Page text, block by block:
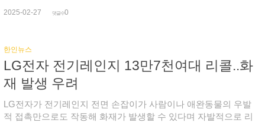
백주 보건부는 이 조치로 매년 30만~50만 건의 진료가 가능할 것
라는 의견도 나오고 있습니다.
어졌습니다. 1만 달러가 넘는 돈을 들인 여행이었지만, 대부분의
아팠습니다. 로빈슨 씨는 리조트 위생 상태가 좋지 않았고, 하수
구 냄새도 계속 났다고 전햇습니다. 리조트에서 감염된 사람들은
리조트 측이 아픈 투숙객들이 도움을 요청해도 적절히 지원해 주
지 않았다고 지적했습니다. 로빈슨씨 가족이 의료 검사를 예약
한 가운데 다른 피해자들 중에는 엔타모에바 히스톨리티카 양성
판정을 받은 사람들이 있는 것으로 알려졌습니다. 일반적으로 대
약이 미국으로 유입되고 있다며 이 마약의 대부분은 중국에서
만 명이 목숨을 잃었다며 피해자와 가족의 삶을 파괴하는 재앙을
내버려 둘 수 없다고 덧붙였습니다.트럼프 대통령은 이 문제가
해결되거나 심각하게 제한될 때까지 3월 4일에 발효될 예정인 관
세는 그대로 시행될 것이라고 강조했습니다. 어제 백악관 관계자
가 협상을 통해 관세 계획이 변경될 가능성을 시사했지만 강행을
분명히 한 겁니다. 이에따라 캐나다산 수입품에 25%, 에너지원
2025-02-27 댓글수0
한인뉴스
LG전자 전기레인지 13만7천여대 리콜..화
재 발생 우려
LG전자가 전기레인지 전면 손잡이가 사람이나 애완동물의 우발
적 접촉만으로도 작동해 화재가 발생할 수 있다며 자발적으로 리